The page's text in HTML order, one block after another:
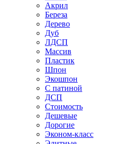
Акрил
Береза
Дерево
Дуб
ЛДСП
Массив
Пластик
Шпон
Экошпон
С патиной
ДСП
Стоимость
Дешевые
Дорогие
Эконом-класс